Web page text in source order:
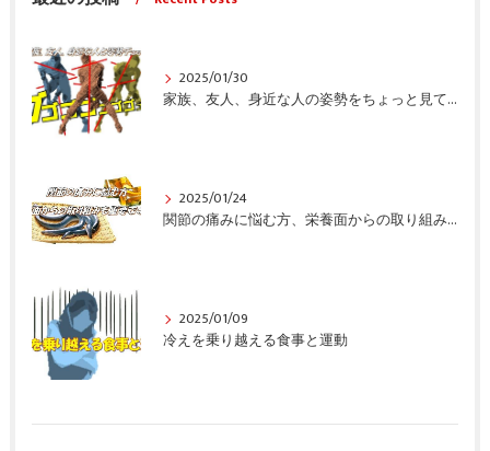
2025/01/30
家族、友人、身近な人の姿勢をちょっと見てみませんか？
2025/01/24
関節の痛みに悩む方、栄養面からの取り組みも重要ですよ！
2025/01/09
冷えを乗り越える食事と運動